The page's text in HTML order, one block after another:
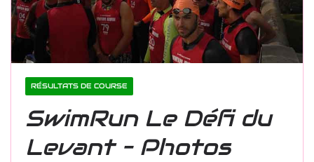
RÉSULTATS DE COURSE
SwimRun Le Défi du
Levant – Photos